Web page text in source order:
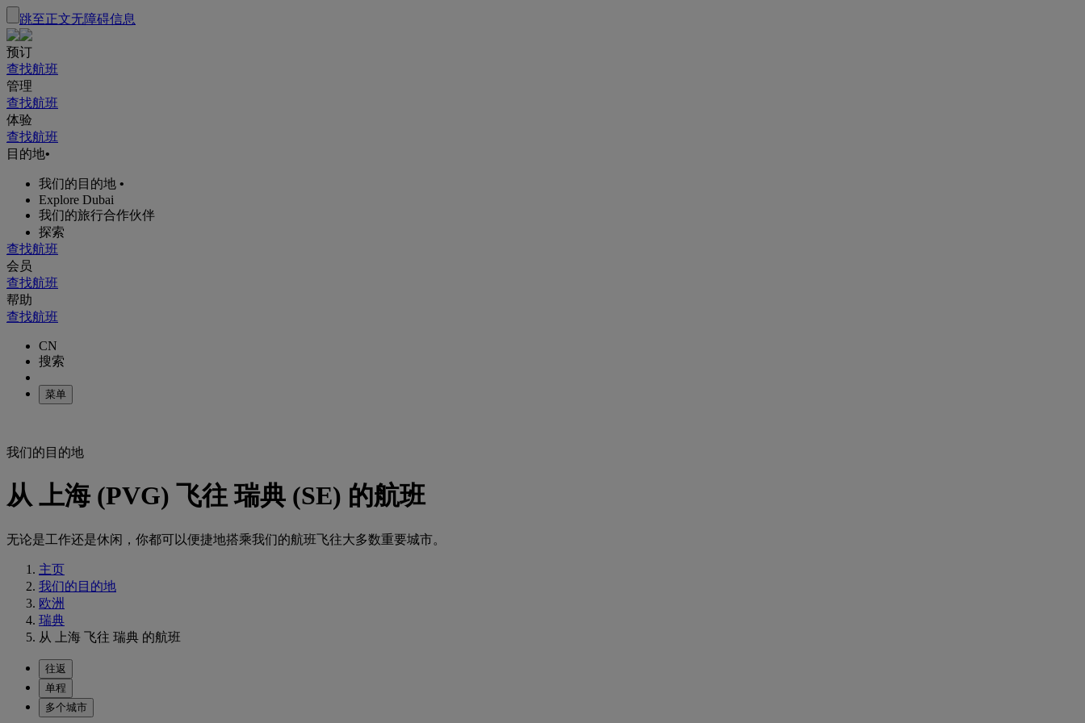
跳至正文无障碍信息
预订
查找航班
管理
查找航班
体验
查找航班
目的地•
我们的目的地 •
Explore Dubai
我们的旅行合作伙伴
探索
查找航班
会员
查找航班
帮助
查找航班
CN
搜索
菜单
我们的目的地
从 上海 (PVG) 飞往 瑞典 (SE) 的航班
无论是工作还是休闲，你都可以便捷地搭乘我们的航班飞往大多数重要城市。
主页
我们的目的地
欧洲
瑞典
从 上海 飞往 瑞典 的航班
往返
单程
多个城市